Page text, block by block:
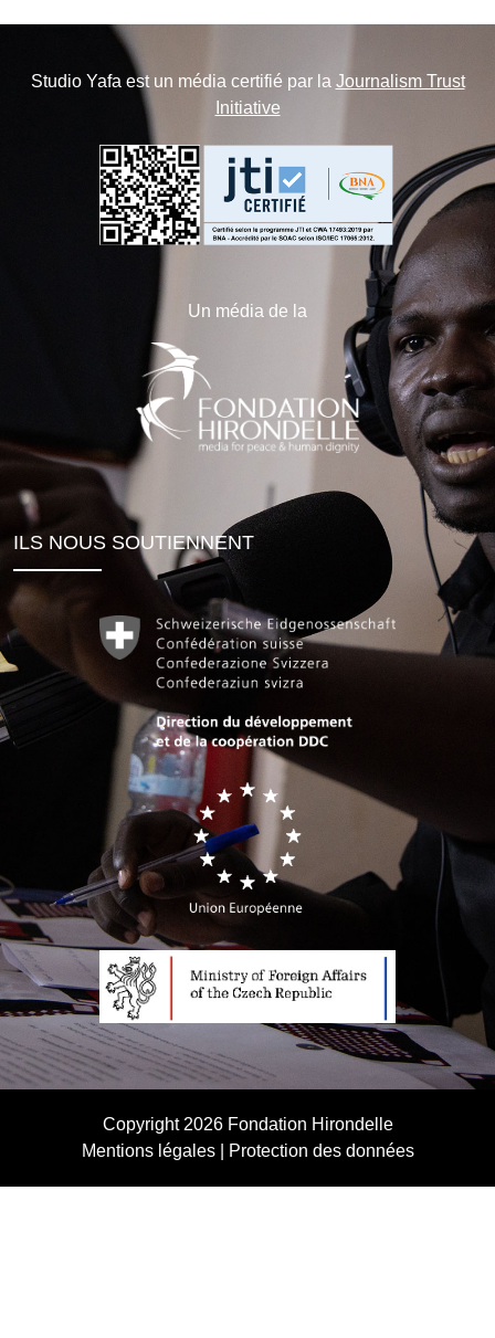
Studio Yafa est un média certifié par la Journalism Trust
Initiative
Un média de la
ILS NOUS SOUTIENNENT
Copyright 2026 Fondation Hirondelle
Mentions légales| Protection des données